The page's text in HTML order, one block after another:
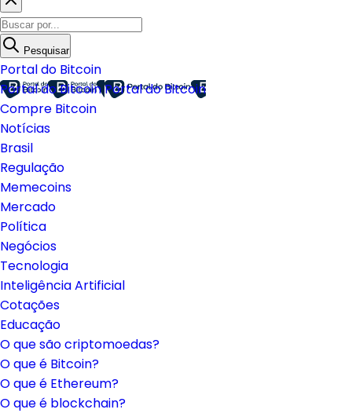
Pesquisar
Portal do Bitcoin
Portal do BitcoinPortal do Bitcoin
Compre Bitcoin
Notícias
Brasil
Regulação
Memecoins
Mercado
Política
Negócios
Tecnologia
Inteligência Artificial
Cotações
Educação
O que são criptomoedas?
O que é Bitcoin?
O que é Ethereum?
O que é blockchain?